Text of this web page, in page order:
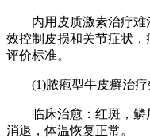
内用皮质激素治疗难
效控制皮损和关节症状
评价标准。
(1)脓疱型牛皮癣治疗
临床治愈：红斑，鳞
消退，体温恢复正常。